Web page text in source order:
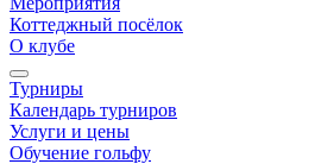
Коттеджный посёлок
О клубе
Турниры
Календарь турниров
Услуги и цены
Обучение гольфу